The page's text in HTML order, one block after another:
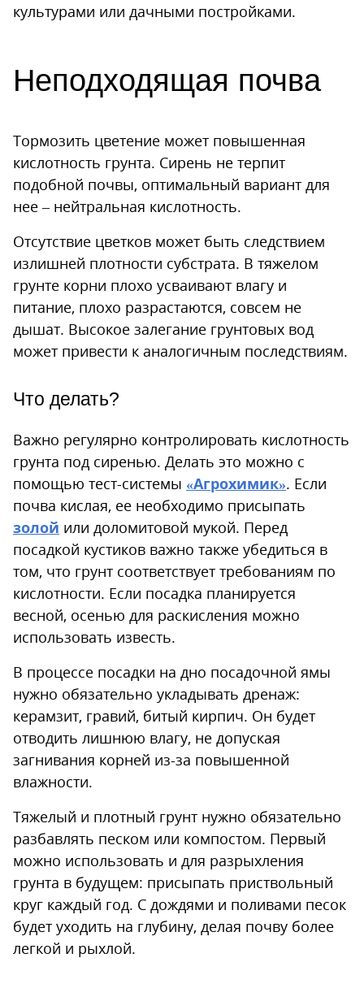
культурами или дачными постройками.
Неподходящая почва
Тормозить цветение может повышенная
кислотность грунта. Сирень не терпит
подобной почвы, оптимальный вариант для
нее – нейтральная кислотность.
Отсутствие цветков может быть следствием
излишней плотности субстрата. В тяжелом
грунте корни плохо усваивают влагу и
питание, плохо разрастаются, совсем не
дышат. Высокое залегание грунтовых вод
может привести к аналогичным последствиям.
Что делать?
Важно регулярно контролировать кислотность
грунта под сиренью. Делать это можно с
помощью тест-системы «Агрохимик». Если
почва кислая, ее необходимо присыпать
золой или доломитовой мукой. Перед
посадкой кустиков важно также убедиться в
том, что грунт соответствует требованиям по
кислотности. Если посадка планируется
весной, осенью для раскисления можно
использовать известь.
В процессе посадки на дно посадочной ямы
нужно обязательно укладывать дренаж:
керамзит, гравий, битый кирпич. Он будет
отводить лишнюю влагу, не допуская
загнивания корней из-за повышенной
влажности.
Тяжелый и плотный грунт нужно обязательно
разбавлять песком или компостом. Первый
можно использовать и для разрыхления
грунта в будущем: присыпать приствольный
круг каждый год. С дождями и поливами песок
будет уходить на глубину, делая почву более
легкой и рыхлой.